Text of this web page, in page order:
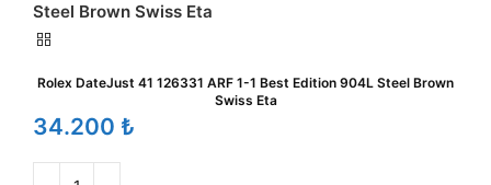
Steel Brown Swiss Eta
Rolex DateJust 41 126331 ARF 1-1 Best Edition 904L Steel Brown
Swiss Eta
₺